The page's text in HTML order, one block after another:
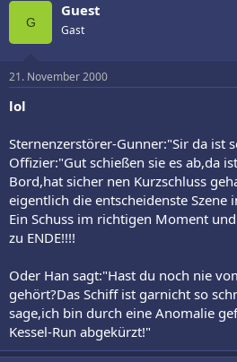
G
Guest
Gast
21. November 2000
lol
Sternenzerstörer-Gunner:"Sir da ist
Offizier:"Gut schießen sie es ab,da
Bord,hat sicher nen Kurzschluss
eigentlich die entscheidenste Szene
Ein Schuss im richtigen Moment und
zu ENDE!!!!
Oder Han sagt:"Hast du noch nie
gehört?Das Schiff ist garnicht so
sage,ich bin durch eine Anomalie
Kessel-Run abgekürzt!"